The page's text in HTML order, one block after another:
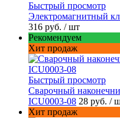
Быстрый просмотр
Электромагнитный
316 руб. / шт
Рекомендуем
Хит продаж
Быстрый просмотр
Сварочный
ICU0003-08 28 руб. /
Хит продаж